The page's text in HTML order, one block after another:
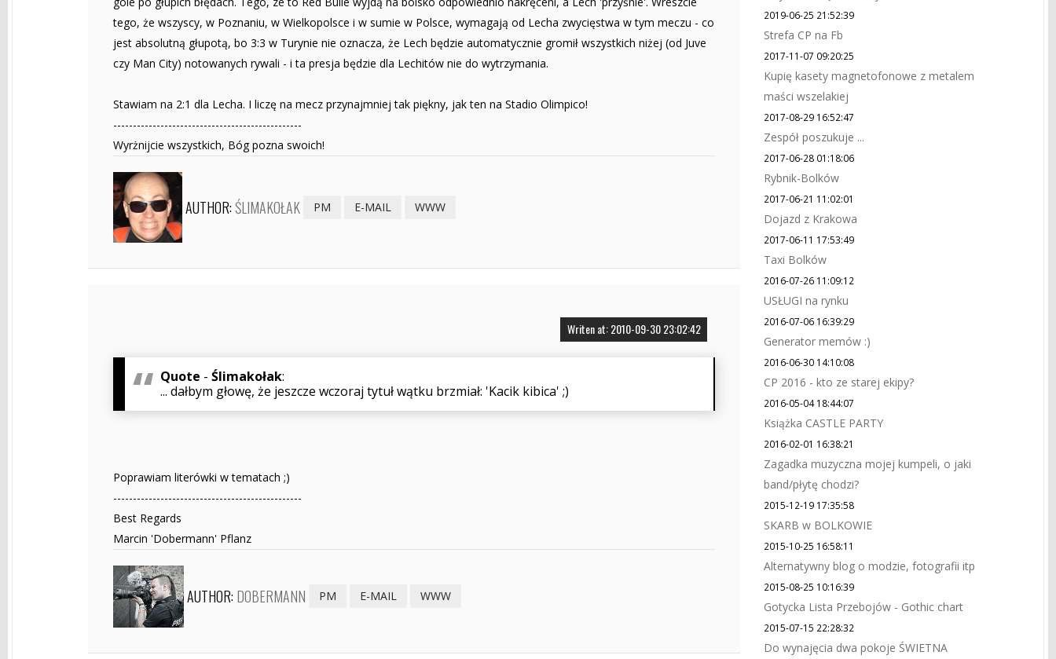
tego, że wszyscy, w Poznaniu, w Wielkopolsce i w sumie w Polsce, wymagają od Lecha zwycięstwa w tym meczu - co
jest absolutną głupotą, bo 3:3 w Turynie nie oznacza, że Lech będzie automatycznie gromił wszystkich niżej (od Juve
czy Man City) notowanych rywali - i ta presja będzie dla Lechitów nie do wytrzymania.
Stawiam na 2:1 dla Lecha. I liczę na mecz przynajmniej tak piękny, jak ten na Stadio Olimpico!
------------------------------------------------
Wyrżnijcie wszystkich, Bóg pozna swoich!
AUTHOR:ŚLIMAKOŁAK PM E-MAIL WWW
Writen at: 2010-09-30 23:02:42
Quote - Ślimakołak:
... dałbym głowę, że jeszcze wczoraj tytuł wątku brzmiał: 'Kacik kibica' ;)
Poprawiam literówki w tematach ;)
------------------------------------------------
Best Regards
Marcin 'Dobermann' Pflanz
AUTHOR: DOBERMANN PM E-MAIL WWW
2019-06-25 21:52:39
Strefa CP na Fb
2017-11-07 09:20:25
Kupię kasety magnetofonowe z metalem
maści wszelakiej
2017-08-29 16:52:47
Zespół poszukuje ...
2017-06-28 01:18:06
Rybnik-Bolków
2017-06-21 11:02:01
Dojazd z Krakowa
2017-06-11 17:53:49
Taxi Bolków
2016-07-26 11:09:12
USŁUGI na rynku
2016-07-06 16:39:29
Generator memów :)
2016-06-30 14:10:08
CP 2016 - kto ze starej ekipy?
2016-05-04 18:44:07
Książka CASTLE PARTY
2016-02-01 16:38:21
Zagadka muzyczna mojej kumpeli, o jaki
band/płytę chodzi?
2015-12-19 17:35:58
SKARB w BOLKOWIE
2015-10-25 16:58:11
Alternatywny blog o modzie, fotografii itp
2015-08-25 10:16:39
Gotycka Lista Przebojów - Gothic chart
2015-07-15 22:28:32
Do wynajęcia dwa pokoje ŚWIETNA